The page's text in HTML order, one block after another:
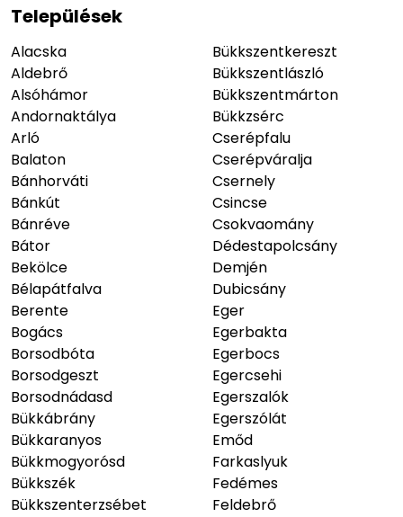
Települések
Alacska
Aldebrő
Alsóhámor
Andornaktálya
Arló
Balaton
Bánhorváti
Bánkút
Bánréve
Bátor
Bekölce
Bélapátfalva
Berente
Bogács
Borsodbóta
Borsodgeszt
Borsodnádasd
Bükkábrány
Bükkaranyos
Bükkmogyorósd
Bükkszék
Bükkszenterzsébet
Bükkszentkereszt
Bükkszentlászló
Bükkszentmárton
Bükkzsérc
Cserépfalu
Cserépváralja
Csernely
Csincse
Csokvaomány
Dédestapolcsány
Demjén
Dubicsány
Eger
Egerbakta
Egerbocs
Egercsehi
Egerszalók
Egerszólát
Emőd
Farkaslyuk
Fedémes
Feldebrő